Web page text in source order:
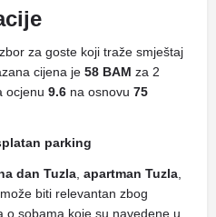
za goste koji traže smještaj
cijena je 58 BAM za 2
ocjenu 9.6 na osnovu 75
parking
dan Tuzla apartman Tuzla
može biti relevantan zbog
o sobama koje su navedene u